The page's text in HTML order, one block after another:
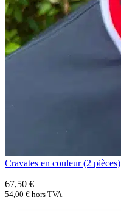
Cravates en couleur (2 pièces)
67,50 €
54,00 € hors TVA